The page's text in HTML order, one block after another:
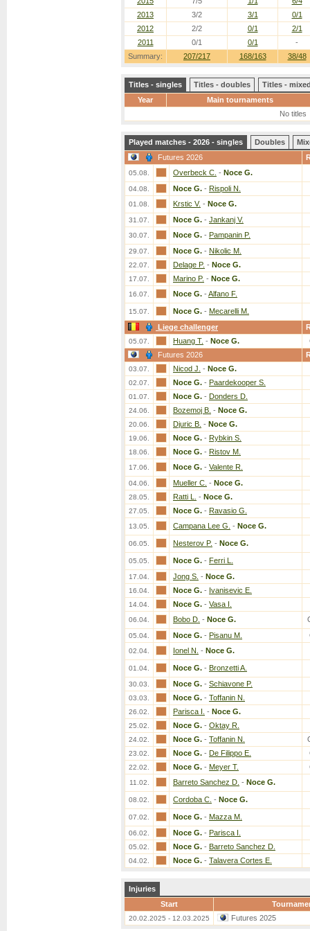
Summary: 207/217 168/163 38/48
2013
3/2 3/1
0/1
2012
2/2 0/1
2/1
2011
0/1 0/1 -
Titles - singles Titles - doubles
Titles -
Year
Main tournaments
No titles
Played matches - 2026 - singles Doubles
Futures 2026
05.08. Overbeck C. - Noce G.
04.08. Noce G. - Rispoli N.
01.08. Krstic V. - Noce G.
31.07. Noce G. - Jankanj V.
30.07. Noce G. - Pampanin P.
29.07. Noce G. - Nikolic M.
22.07. Delage P. - Noce G.
17.07. Marino P. - Noce G.
16.07. Noce G. - Alfano F.
15.07. Noce G. - Mecarelli M.
Liege challenger
05.07. Huang T. - Noce G.
Futures 2026
03.07. Nicod J. - Noce G.
02.07. Noce G. - Paardekooper S.
01.07. Noce G. - Donders D.
24.06. Bozemoj B. - Noce G.
20.06. Djuric B. - Noce G.
19.06. Noce G. - Rybkin S.
18.06. Noce G. - Ristov M.
17.06. Noce G. - Valente R.
04.06. Mueller C. - Noce G.
28.05. Ratti L. - Noce G.
27.05. Noce G. - Ravasio G.
13.05. Campana Lee G. - Noce G.
06.05. Nesterov P. - Noce G.
05.05. Noce G. - Ferri L.
17.04. Jong S. - Noce G.
16.04. Noce G. - Ivanisevic E.
14.04. Noce G. - Vasa I.
06.04. Bobo D. - Noce G.
05.04. Noce G. - Pisanu M.
02.04. Ionel N. - Noce G.
01.04. Noce G. - Bronzetti A.
30.03. Noce G. - Schiavone P.
03.03. Noce G. - Toffanin N.
26.02. Parisca I. - Noce G.
25.02. Noce G. - Oktay R.
24.02. Noce G. - Toffanin N.
23.02. Noce G. - De Filippo E.
22.02. Noce G. - Meyer T.
11.02. Barreto Sanchez D. - Noce G.
08.02. Cordoba C. - Noce G.
07.02. Noce G. - Mazza M.
06.02. Noce G. - Parisca I.
05.02. Noce G. - Barreto Sanchez D.
04.02. Noce G. - Talavera Cortes E.
Injuries
Start
20.02.2025 - 12.03.2025 Futures 2025